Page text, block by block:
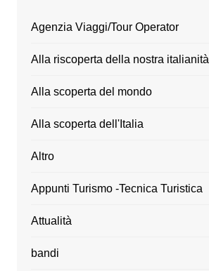
Agenzia Viaggi/Tour Operator
Alla riscoperta della nostra italianità
Alla scoperta del mondo
Alla scoperta dell'Italia
Altro
Appunti Turismo -Tecnica Turistica
Attualità
bandi